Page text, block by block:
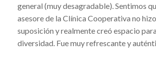
general (muy desagradable). Sentimos
asesore de la Clínica Cooperativa no
suposición y realmente creó espacio
diversidad. Fue muy refrescante y